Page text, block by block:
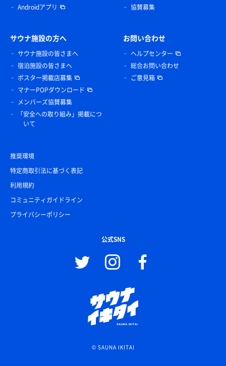
Androidアプリ
協賛募集
サウナ施設の方へ
サウナ施設の皆さまへ
宿泊施設の皆さまへ
ポスター掲載店募集
マナーPOPダウンロード
メンバーズ協賛募集
「安全への取り組み」掲載につ
いて
お問い合わせ
ヘルプセンター
総合お問い合わせ
ご意見箱
推奨環境
特定商取引法に基づく表記
利用規約
コミュニティガイドライン
プライバシーポリシー
公式SNS
© SAUNA IKITAI